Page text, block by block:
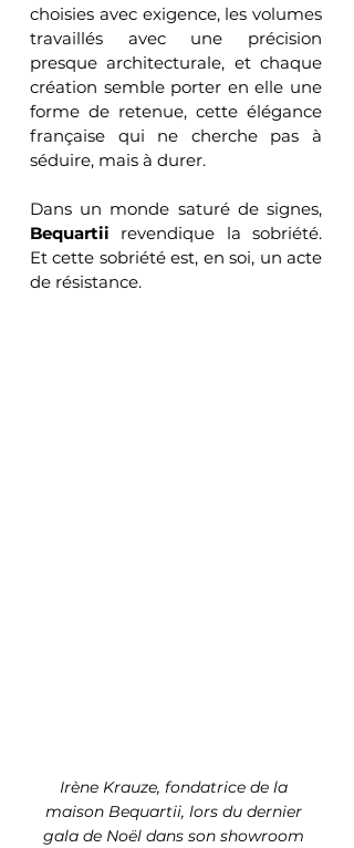
choisies avec exigence, les volumes
travaillés avec une précision
presque architecturale, et chaque
création semble porter en elle une
forme de retenue, cette élégance
française qui ne cherche pas à
séduire, mais à durer.
Bequartii revendique la sobriété.
Et cette sobriété est, en soi, un acte
de résistance.
Irène Krauze, fondatrice de la
maison Bequartii, lors du dernier
gala de Noël dans son showroom